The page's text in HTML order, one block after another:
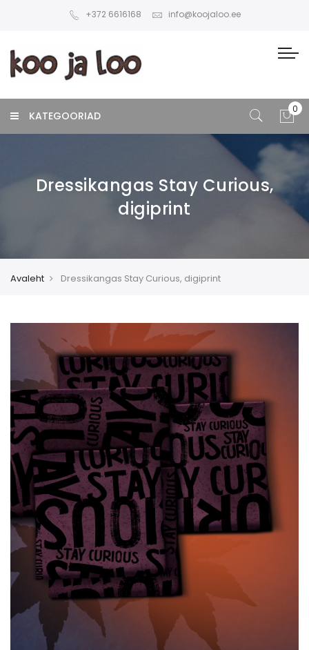
+372 6616168 info@koojaloo.ee
KATEGOORIAD
Dressikangas Stay Curious,
digiprint
Avaleht Dressikangas Stay Curious, digiprint